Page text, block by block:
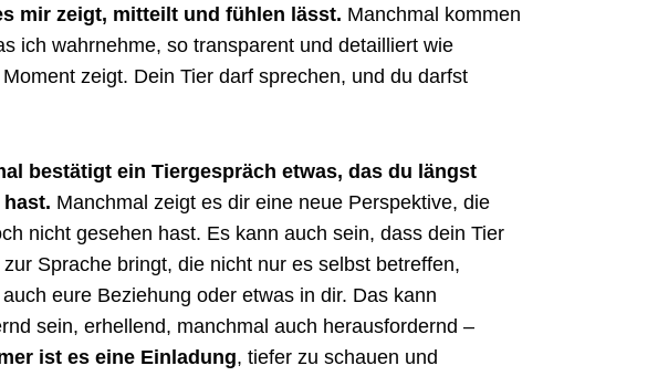
mir zeigt, mitteilt und fühlen lässt. Manchmal kommen
ich wahrnehme, so transparent und detailliert wie
zeigt. Dein Tier darf sprechen, und du darfst
bestätigt ein Tiergespräch etwas, das du längst
Manchmal zeigt es dir eine neue Perspektive, die
nicht gesehen hast. Es kann auch sein, dass dein Tier
Sprache bringt, die nicht nur es selbst betreffen,
eure Beziehung oder etwas in dir. Das kann
sein, erhellend, manchmal auch herausfordernd –
ist es eine Einladung, tiefer zu schauen und